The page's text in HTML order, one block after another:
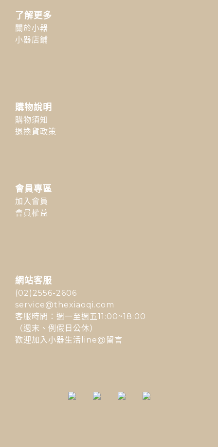
了解更多
關於小器
小器店鋪
購物說明
購物須知
退換貨政策
會員專區
加入會員
會員權益
網站客服
(02)2556-2606
service@thexiaoqi.com
客服時間：週一至週五11:00~18:00
（週末、例假日公休）
歡迎加入小器生活line@留言